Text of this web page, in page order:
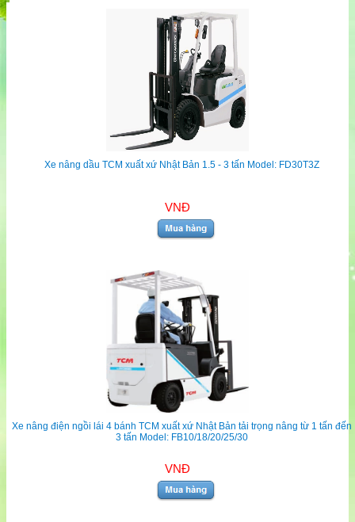
Xe nâng dầu TCM xuất xứ Nhật Bản 1.5 - 3 tấn Model: FD30T3Z
VNĐ
Xe nâng điện ngồi lái 4 bánh TCM xuất xứ Nhật Bản tải trọng nâng từ 1 tấn đến
3 tấn Model: FB10/18/20/25/30
VNĐ